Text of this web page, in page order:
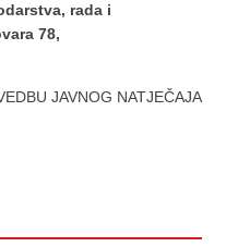
rada i
78,
JAVNOG NATJEČAJA